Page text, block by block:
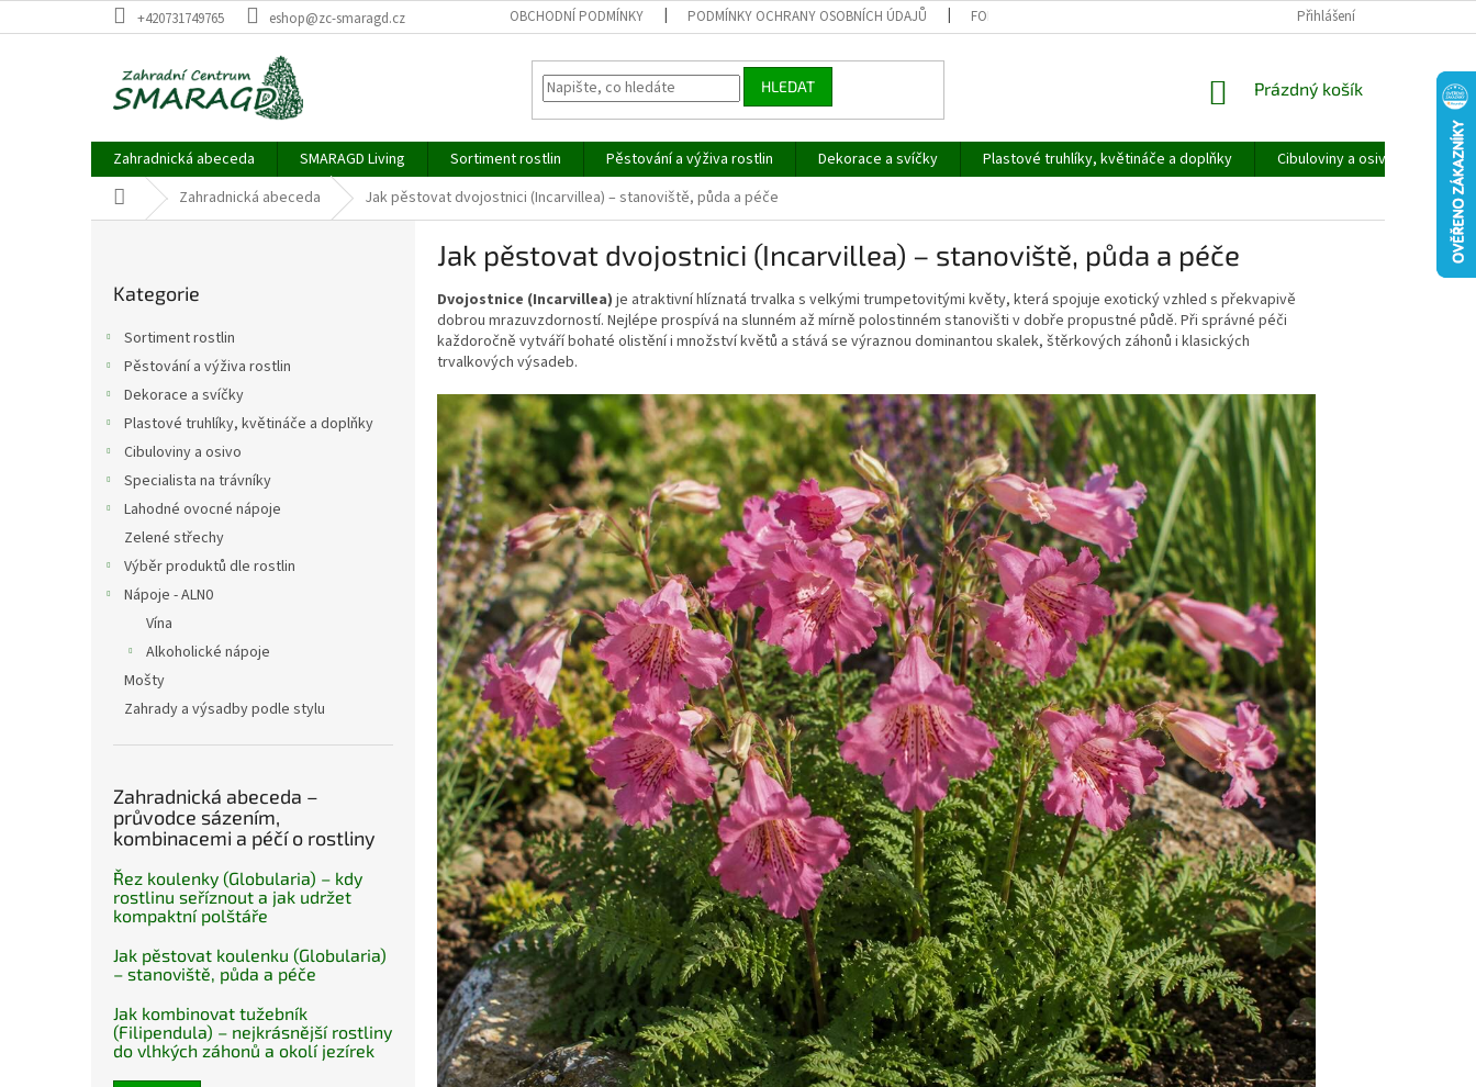
na
+420731749765 eshop@zc-smaragd.cz OBCHODNÍ PODMÍNKY PODMÍNKY OCHRANY OSOBNÍCH ÚDAJŮ FORMULÁŘ PRO UPLATNĚNÍ REKLAMACE REKLAMAČNÍ ŘÁD
Přihlášení
HLEDAT
NÁKUPNÍ
Prázdný košík
Zahradnická abeceda SMARAGD Living Sortiment rostlin Pěstování a výživa rostlin Dekorace a svíčky Plastové truhlíky, květináče a doplňky Cibuloviny a osivo
Domů Zahradnická abeceda Jak pěstovat dvojostnici (Incarvillea) – stanoviště, půda a péče
kategorie
Kategorie
Sortiment rostlin
Pěstování a výživa rostlin
Dekorace a svíčky
Plastové truhlíky, květináče a doplňky
Cibuloviny a osivo
Specialista na trávníky
Lahodné ovocné nápoje
Zelené střechy
Výběr produktů dle rostlin
Nápoje - ALN0
Vína
Alkoholické nápoje
Mošty
Zahrady a výsadby podle stylu
Zahradnická abeceda –
průvodce sázením,
kombinacemi a péčí o rostliny
Řez koulenky (Globularia) – kdy
rostlinu seříznout a jak udržet
kompaktní polštáře
Jak pěstovat koulenku (Globularia)
– stanoviště, půda a péče
Jak kombinovat tužebník
(Filipendula) – nejkrásnější rostliny
do vlhkých záhonů a okolí jezírek
Jak pěstovat dvojostnici (Incarvillea) – stanoviště, půda a péče
Dvojostnice (Incarvillea) je atraktivní hlíznatá trvalka s velkými trumpetovitými květy, která spojuje exotický vzhled s překvapivě
dobrou mrazuvzdorností. Nejlépe prospívá na slunném až mírně polostinném stanovišti v dobře propustné půdě. Při správné péči
každoročně vytváří bohaté olistění i množství květů a stává se výraznou dominantou skalek, štěrkových záhonů i klasických
trvalkových výsadeb.